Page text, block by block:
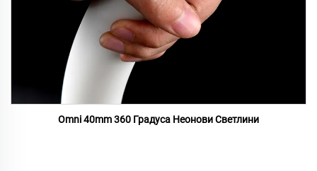
Omni 40mm 360 Градуса Неонови Светлини